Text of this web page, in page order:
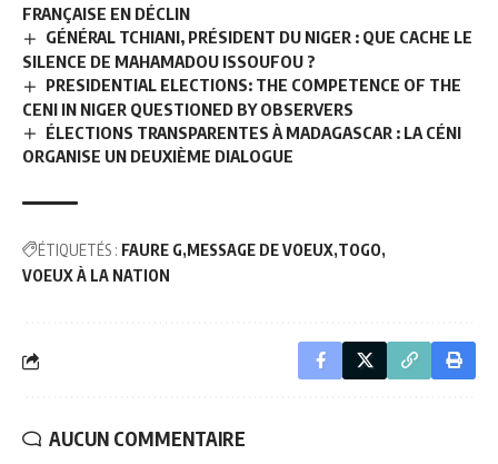
FRANÇAISE EN DÉCLIN
GÉNÉRAL TCHIANI, PRÉSIDENT DU NIGER : QUE CACHE LE
SILENCE DE MAHAMADOU ISSOUFOU ?
PRESIDENTIAL ELECTIONS: THE COMPETENCE OF THE
CENI IN NIGER QUESTIONED BY OBSERVERS
ÉLECTIONS TRANSPARENTES À MADAGASCAR : LA CÉNI
ORGANISE UN DEUXIÈME DIALOGUE
ÉTIQUETÉS : FAURE G MESSAGE DE VOEUX TOGO
VOEUX À LA NATION
AUCUN COMMENTAIRE